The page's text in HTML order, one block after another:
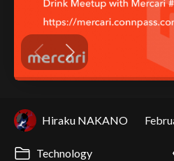
Hiraku NAKANO
Technology